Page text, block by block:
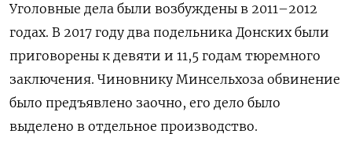
Уголовные дела были возбуждены в 2011–2012
годах. В 2017 году два подельника Донских были
приговорены к девяти и 11,5 годам тюремного
заключения. Чиновнику Минсельхоза обвинение
было предъявлено заочно, его дело было
выделено в отдельное производство.